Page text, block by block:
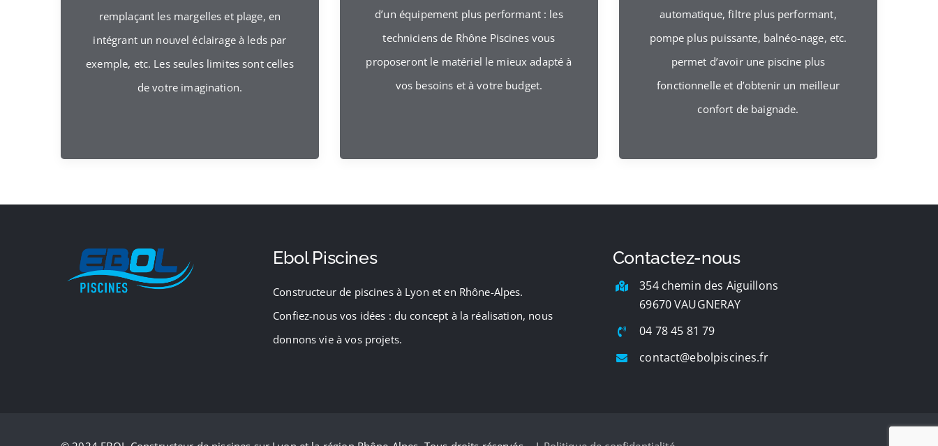
remplaçant les margelles et plage, en
intégrant un nouvel éclairage à leds par
exemple, etc. Les seules limites sont celles
de votre imagination.
d’un équipement plus performant : les
techniciens de Rhône Piscines vous
proposeront le matériel le mieux adapté à
vos besoins et à votre budget.
automatique, filtre plus performant,
pompe plus puissante, balnéo-nage, etc.
permet d’avoir une piscine plus
fonctionnelle et d’obtenir un meilleur
confort de baignade.
Ebol Piscines
Constructeur de piscines à Lyon et en Rhône-Alpes.
Confiez-nous vos idées : du concept à la réalisation, nous
donnons vie à vos projets.
Contactez-nous
354 chemin des Aiguillons
69670 VAUGNERAY
04 78 45 81 79
contact@ebolpiscines.fr